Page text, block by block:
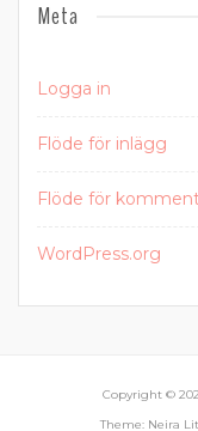
Meta
Logga in
Flöde för inlägg
Flöde för
WordPress.org
Copyright ©
Theme: Neira